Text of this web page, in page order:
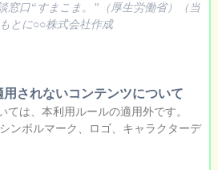
窓口“すまこま。”（厚生労働省）（当
とに○○株式会社作成
用されないコンテンツについて
ては、本利用ルールの適用外です。
ンボルマーク、ロゴ、キャラクターデ